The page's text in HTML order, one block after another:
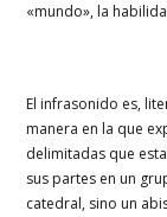
«mundo», la
El infrasonido es,
manera en la que
delimitadas que
sus partes en un
catedral, sino un